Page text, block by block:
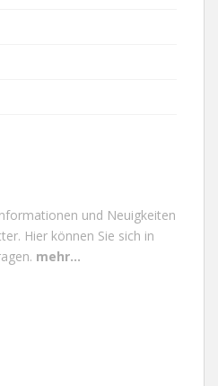
und Neuigkeiten
Hier können Sie sich in
mehr...